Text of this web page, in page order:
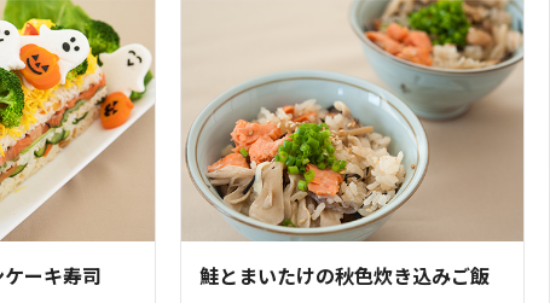
ーキ寿司 鮭とまいたけの秋色炊き込みご飯